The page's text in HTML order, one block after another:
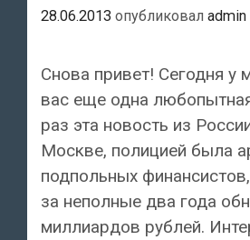
28.06.2013 опубликовал admin
Снова привет! Сегодня у
вас еще одна
раз эта новость из
Москве, полицией была
подпольных
за неполные два года
миллиардов рублей.